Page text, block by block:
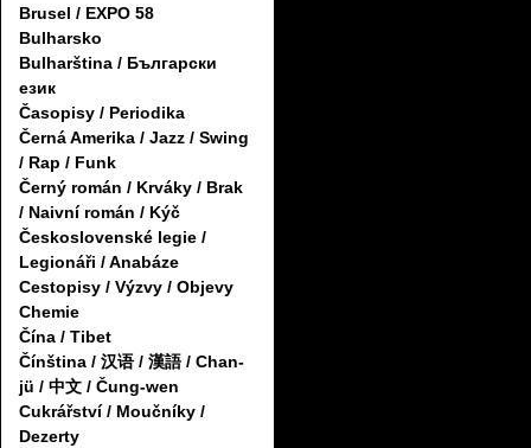
Brusel / EXPO 58
Bulharsko
Bulharština / Български
език
Časopisy / Periodika
Černá Amerika / Jazz / Swing
/ Rap / Funk
Černý román / Krváky / Brak
/ Naivní román / Kýč
Československé legie /
Legionáři / Anabáze
Cestopisy / Výzvy / Objevy
Chemie
Čína / Tibet
Čínština / 汉语 / 漢語 / Chan-
jü / 中文 / Čung-wen
Cukrářství / Moučníky /
Dezerty